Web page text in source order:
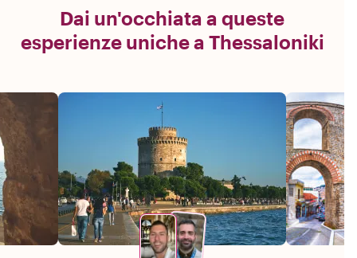
Dai un'occhiata a queste
esperienze uniche a Thessaloniki